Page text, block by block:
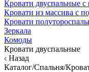
Кровати двуспальные
Кровати из массива с
Кровати
Зеркала
Комоды
Кровати двуспальные
Назад
Каталог/Спальня/